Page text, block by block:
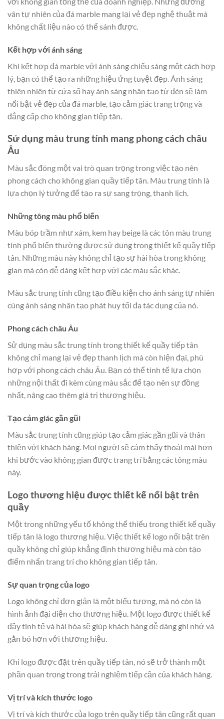
vân tự nhiên của đá marble mang lại vẻ đẹp nghệ thuật mà
không chất liệu nào có thể sánh được.
Kết hợp với ánh sáng
Khi kết hợp đá marble với ánh sáng chiếu sáng một cách hợp
lý, bạn có thể tạo ra những hiệu ứng tuyệt đẹp. Ánh sáng
thiên nhiên từ cửa sổ hay ánh sáng nhân tạo từ đèn sẽ làm
nổi bật vẻ đẹp của đá marble, tạo cảm giác trang trọng và
đẳng cấp cho không gian tiếp tân.
Sử dụng màu trung tính mang phong cách châu
Âu
Màu sắc đóng một vai trò quan trọng trong việc tạo nên
phong cách cho không gian quầy tiếp tân. Màu trung tính là
lựa chọn lý tưởng để tạo ra sự sang trọng, thanh lịch.
Những tông màu phổ biến
Màu bóp trầm như xám, kem hay beige là các tôn màu trung
tính phổ biến thường được sử dụng trong thiết kế quầy tiếp
tân. Những màu này không chỉ tạo sự hài hòa trong không
gian mà còn dễ dàng kết hợp với các màu sắc khác.
Màu sắc trung tính cũng tạo điều kiện cho ánh sáng tự nhiên
cùng ánh sáng nhân tạo phát huy tối đa tác dụng của nó.
Phong cách châu Âu
Sử dụng màu sắc trung tính trong thiết kế quầy tiếp tân
không chỉ mang lại vẻ đẹp thanh lịch mà còn hiện đại, phù
hợp với phong cách châu Âu. Bạn có thể tinh tế lựa chọn
những nội thất đi kèm cùng màu sắc để tạo nên sự đồng
nhất, nâng cao thêm giá trị thương hiệu.
Tạo cảm giác gần gũi
Màu sắc trung tính cũng giúp tạo cảm giác gần gũi và thân
thiện với khách hàng. Mọi người sẽ cảm thấy thoải mái hơn
khi bước vào không gian được trang trí bằng các tông màu
này.
Logo thương hiệu được thiết kế nổi bật trên
quầy
Một trong những yếu tố không thể thiếu trong thiết kế quầy
tiếp tân là logo thương hiệu. Việc thiết kế logo nổi bật trên
quầy không chỉ giúp khẳng định thương hiệu mà còn tạo
điểm nhấn trang trí cho không gian tiếp tân.
Sự quan trọng của logo
Logo không chỉ đơn giản là một biểu tượng, mà nó còn là
hình ảnh đại diện cho thương hiệu. Một logo được thiết kế
đầy tinh tế và hài hòa sẽ giúp khách hàng dễ dàng ghi nhớ và
gắn bó hơn với thương hiệu.
Khi logo được đặt trên quầy tiếp tân, nó sẽ trở thành một
phần quan trọng trong trải nghiệm tiếp cận của khách hàng.
Vị trí và kích thước logo
Vị trí và kích thước của logo trên quầy tiếp tân cũng rất quan